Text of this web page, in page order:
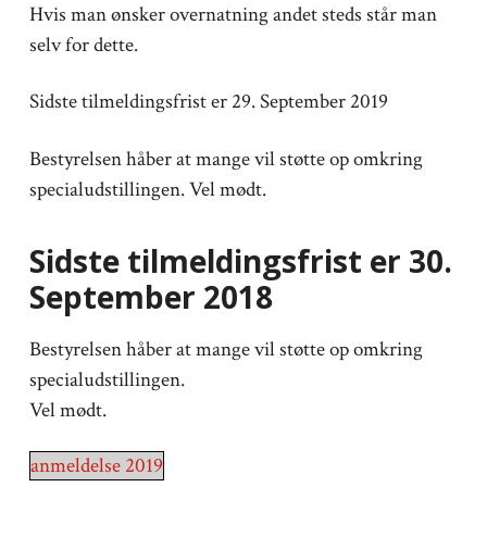
Hvis man ønsker overnatning andet steds står man
selv for dette.
Sidste tilmeldingsfrist er 29. September 2019
Bestyrelsen håber at mange vil støtte op omkring
specialudstillingen. Vel mødt.
Sidste tilmeldingsfrist er 30.
September 2018
Bestyrelsen håber at mange vil støtte op omkring
specialudstillingen.
Vel mødt.
anmeldelse 2019